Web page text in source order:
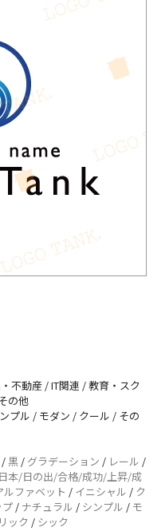
不動産 / IT関連 / 教育・スク
の他
プル / モダン / クール / その
/黒 / グラデーション / レール /
本/日の出/合格/成功/上昇/成
ルファベット / イニシャル / ク
プ / ナチュラル / シンプル / モ
ック / シック